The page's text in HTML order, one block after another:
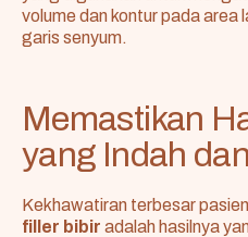
volume dan kontur pada area
garis senyum.
Memastikan
yang Indah
Kekhawatiran terbesar
filler bibir adalah hasilnya